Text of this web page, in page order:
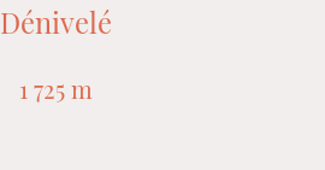
Dénivelé
1 725 m